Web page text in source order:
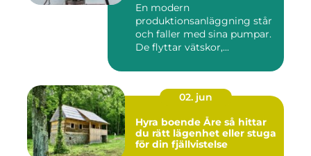
En modern
produktionsanläggning står
och faller med sina pumpar.
De flyttar vätskor,...
02. jun
Hyra boende Åre så hittar
du rätt lägenhet eller stuga
för din fjällvistelse